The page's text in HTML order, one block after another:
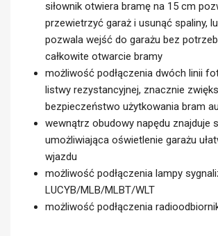
siłownik otwiera bramę na 15 cm
przewietrzyć garaż i usunąć spaliny,
pozwala wejść do garażu bez
całkowite otwarcie bramy
możliwość podłączenia dwóch linii
listwy rezystancyjnej, znacznie
bezpieczeństwo użytkowania bram
wewnątrz obudowy napędu znajduje
umożliwiająca oświetlenie garażu
wjazdu
możliwość podłączenia lampy
LUCYB/MLB/MLBT/WLT
możliwość podłączenia